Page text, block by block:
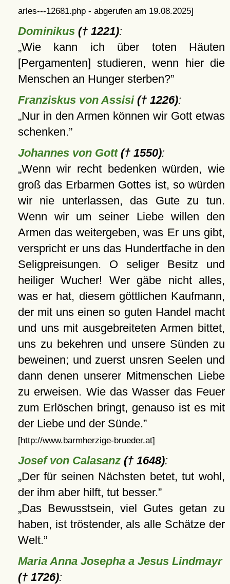
arles---12681.php - abgerufen am 19.08.2025]
Dominikus(† 1221):
Wie kann ich über toten Häuten
[Pergamenten] studieren, wenn hier die
Menschen an Hunger sterben?
Franziskus von Assisi(† 1226):
Nur in den Armen können wir Gott etwas
schenken.
Johannes von Gott(† 1550):
Wenn wir recht bedenken würden, wie
groß das Erbarmen Gottes ist, so würden
wir nie unterlassen, das Gute zu tun.
Wenn wir um seiner Liebe willen den
Armen das weitergeben, was Er uns gibt,
verspricht er uns das Hundertfache in den
Seligpreisungen. O seliger Besitz und
heiliger Wucher! Wer gäbe nicht alles,
was er hat, diesem göttlichen Kaufmann,
der mit uns einen so guten Handel macht
und uns mit ausgebreiteten Armen bittet,
uns zu bekehren und unsere Sünden zu
beweinen; und zuerst unsren Seelen und
dann denen unserer Mitmenschen Liebe
zu erweisen. Wie das Wasser das Feuer
zum Erlöschen bringt, genauso ist es mit
der Liebe und der Sünde.
[http://www.barmherzige-brueder.at]
Josef von Calasanz(† 1648):
Der für seinen Nächsten betet, tut wohl,
der ihm aber hilft, tut besser.
Das Bewusstsein, viel Gutes getan zu
haben, ist tröstender, als alle Schätze der
Welt.
Maria Anna Josepha a Jesus Lindmayr
(† 1726):